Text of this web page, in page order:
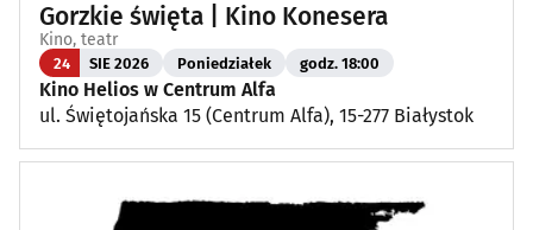
Gorzkie święta | Kino Konesera
Kino, teatr
24 SIE 2026 Poniedziałek godz. 18:00
Kino Helios w Centrum Alfa
ul. Świętojańska 15 (Centrum Alfa), 15-277 Białystok